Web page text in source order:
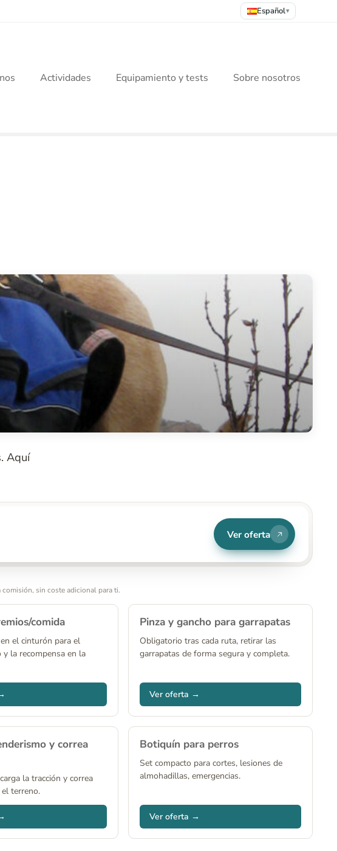
Español▾
Actividades Equipamiento y tests Sobre nosotros
Aquí
Ver oferta
sin coste adicional para ti.
comida
el cinturón para el
la recompensa en la
Pinza y gancho para garrapatas
Obligatorio tras cada ruta, retirar las
garrapatas de forma segura y completa.
Ver oferta →
y correa
la tracción y correa
terreno.
Botiquín para perros
Set compacto para cortes, lesiones de
almohadillas, emergencias.
Ver oferta →